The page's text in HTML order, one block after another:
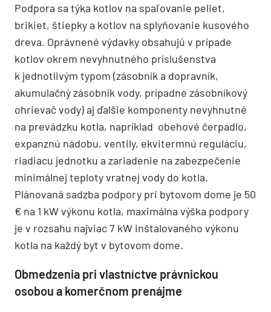
Podpora sa týka kotlov na spaľovanie peliet,
brikiet, štiepky a kotlov na splyňovanie kusového
dreva. Oprávnené výdavky obsahujú v prípade
kotlov okrem nevyhnutného príslušenstva
k jednotlivým typom (zásobník a dopravník,
akumulačný zásobník vody, prípadne zásobníkový
ohrievač vody) aj ďalšie komponenty nevyhnutné
na prevádzku kotla, napríklad obehové čerpadlo,
expanznú nádobu, ventily, ekvitermnú reguláciu,
riadiacu jednotku a zariadenie na zabezpečenie
minimálnej teploty vratnej vody do kotla.
Plánovaná sadzba podpory pri bytovom dome je 50
€ na 1 kW výkonu kotla, maximálna výška podpory
je v rozsahu najviac 7 kW inštalovaného výkonu
kotla na každý byt v bytovom dome.
Obmedzenia pri vlastníctve právnickou
osobou a komerčnom prenájme